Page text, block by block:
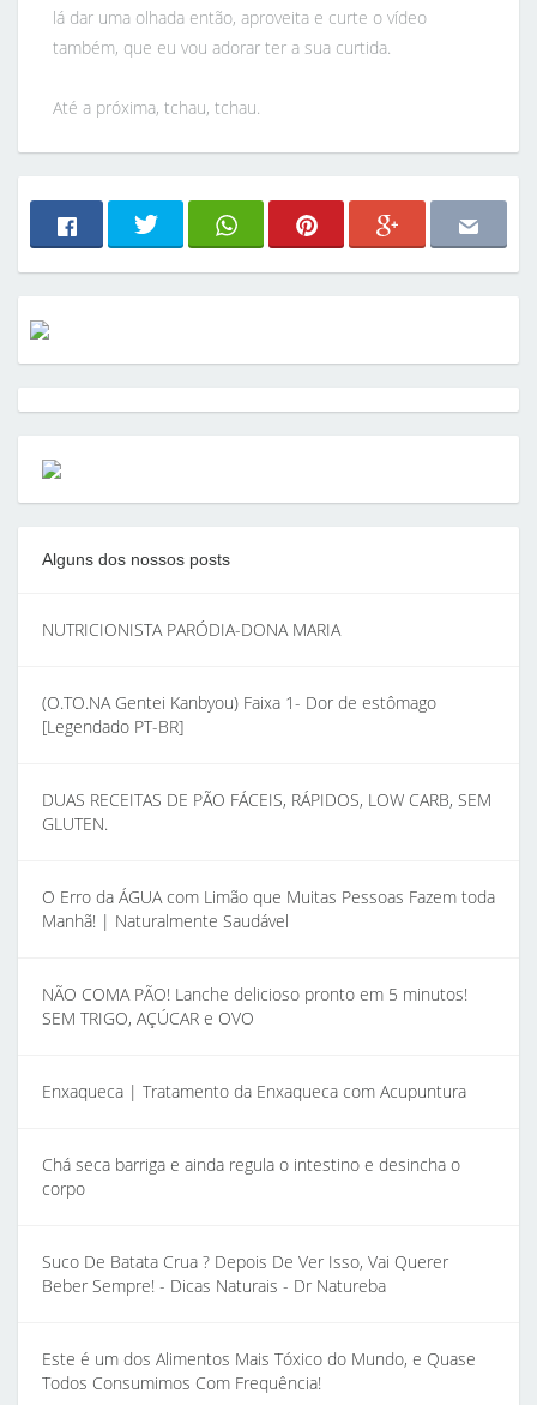
lá dar uma olhada então, aproveita e curte o vídeo
também, que eu vou adorar ter a sua curtida.
Até a próxima, tchau, tchau.
Alguns dos nossos posts
NUTRICIONISTA PARÓDIA-DONA MARIA
(O.TO.NA Gentei Kanbyou) Faixa 1- Dor de estômago
[Legendado PT-BR]
DUAS RECEITAS DE PÃO FÁCEIS, RÁPIDOS, LOW CARB, SEM
GLUTEN.
O Erro da ÁGUA com Limão que Muitas Pessoas Fazem toda
Manhã! | Naturalmente Saudável
NÃO COMA PÃO! Lanche delicioso pronto em 5 minutos!
SEM TRIGO, AÇÚCAR e OVO
Enxaqueca | Tratamento da Enxaqueca com Acupuntura
Chá seca barriga e ainda regula o intestino e desincha o
corpo
Suco De Batata Crua ? Depois De Ver Isso, Vai Querer
Beber Sempre! - Dicas Naturais - Dr Natureba
Este é um dos Alimentos Mais Tóxico do Mundo, e Quase
Todos Consumimos Com Frequência!